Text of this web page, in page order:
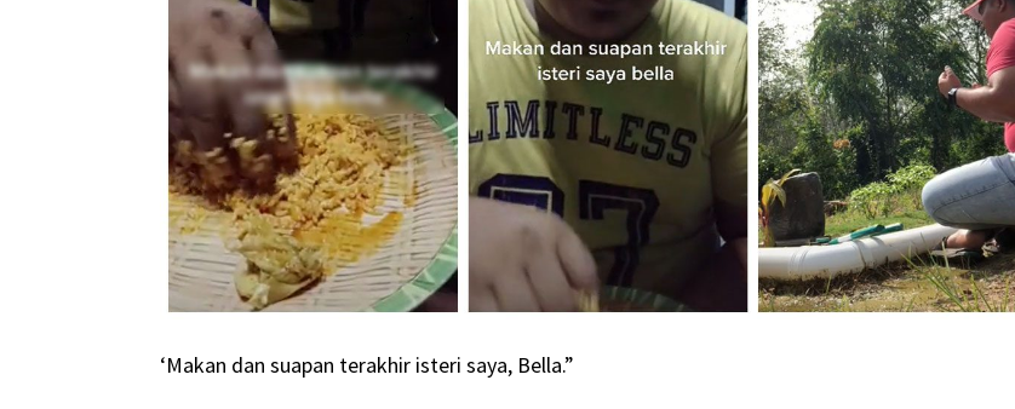
‘Makan dan suapan terakhir isteri saya, Bella.”